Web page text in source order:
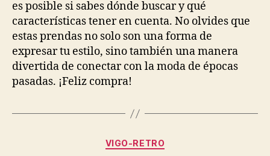
es posible si sabes dónde buscar y qué
características tener en cuenta. No olvides que
estas prendas no solo son una forma de
expresar tu estilo, sino también una manera
divertida de conectar con la moda de épocas
pasadas. ¡Feliz compra!
Categorías
VIGO-RETRO